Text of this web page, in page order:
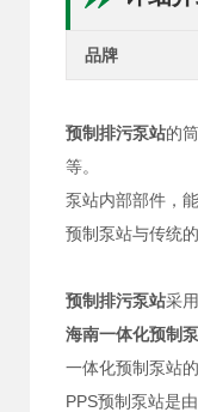
品牌
预制排污泵站的
等。
泵站内部部件，
预制泵站与传统
预制排污泵站采
海南一体化预制
一体化预制泵站
PPS预制泵站是